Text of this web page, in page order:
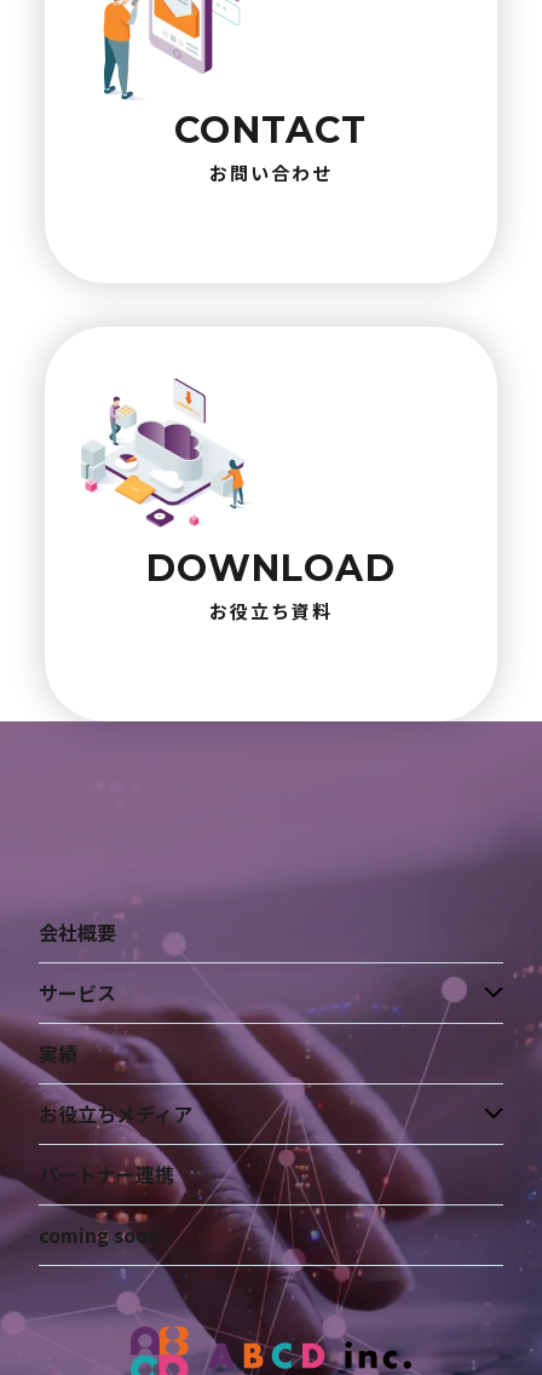
CONTACT
お問い合わせ
DOWNLOAD
お役立ち資料
会社概要
サービス
実績
お役立ちメディア
パートナー連携
coming soon